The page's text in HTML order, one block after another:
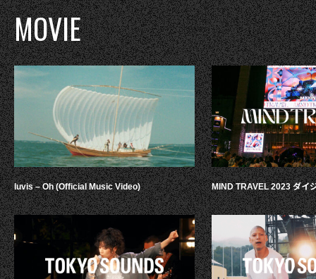
MOVIE
luvis – Oh (Official Music Video) MIND TRAVEL 2023 ダイ